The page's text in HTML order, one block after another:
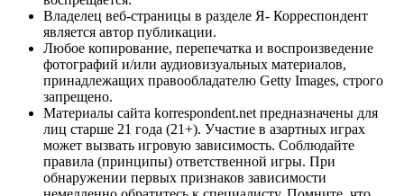
Владелец веб-страницы в разделе Я- Корреспондент
является автор публикации.
Любое копирование, перепечатка и воспроизведение
фотографий и/или аудиовизуальных материалов,
принадлежащих правообладателю Getty Images, строго
запрещено.
Материалы сайта korrespondent.net предназначены для
лиц старше 21 года (21+). Участие в азартных играх
может вызвать игровую зависимость. Соблюдайте
правила (принципы) ответственной игры. При
обнаружении первых признаков зависимости